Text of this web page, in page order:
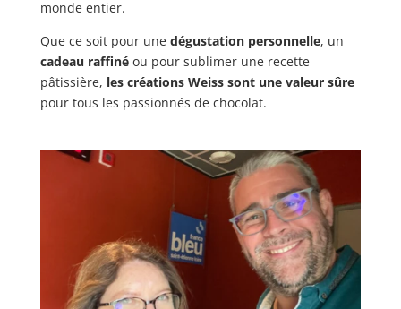
monde entier.
Que ce soit pour une dégustation personnelle, un
cadeau raffinéou pour sublimer une recette
pâtissière, les créations Weiss sont une valeur sûre
pour tous les passionnés de chocolat.